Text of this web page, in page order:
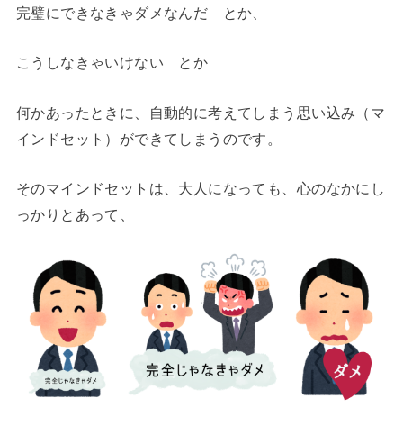
完璧にできなきゃダメなんだ とか、
こうしなきゃいけない とか
何かあったときに、自動的に考えてしまう思い込み（マ
インドセット）ができてしまうのです。
そのマインドセットは、大人になっても、心のなかにし
っかりとあって、